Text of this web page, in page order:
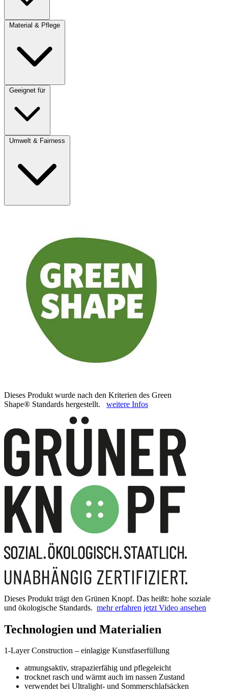
Material & Pflege
Geeignet für
Umwelt & Fairness
Dieses Produkt wurde nach den Kriterien des Green
Shape® Standards hergestellt. weitere Infos
Dieses Produkt trägt den Grünen Knopf. Das heißt: hohe soziale
und ökologische Standards. mehr erfahren jetzt Video ansehen
Technologien und Materialien
1-Layer Construction – einlagige Kunstfaserfüllung
atmungsaktiv, strapazierfähig und pflegeleicht
trocknet rasch und wärmt auch im nassen Zustand
verwendet bei Ultralight- und Sommerschlafsäcken